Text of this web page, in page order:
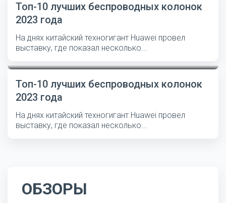
Топ-10 лучших беспроводных колонок
2023 года
На днях китайский техногигант Huawei провел
выставку, где показал несколько...
Топ-10 лучших беспроводных колонок
2023 года
На днях китайский техногигант Huawei провел
выставку, где показал несколько...
ОБЗОРЫ